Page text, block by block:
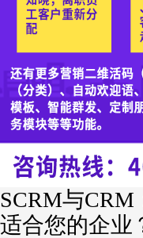
SCRM与
适合您的企业